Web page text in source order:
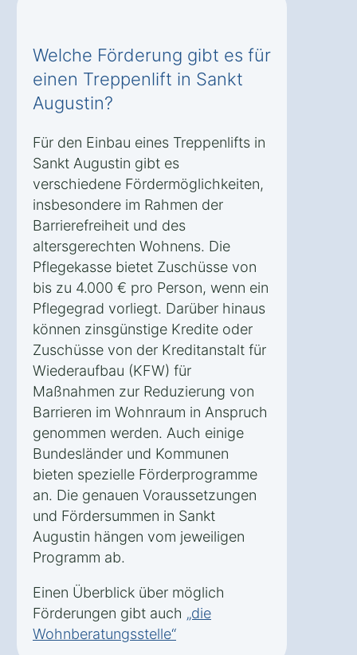
Welche Förderung gibt es für
einen Treppenlift in Sankt
Augustin?
Für den Einbau eines Treppenlifts in
Sankt Augustin gibt es
verschiedene Fördermöglichkeiten,
insbesondere im Rahmen der
Barrierefreiheit und des
altersgerechten Wohnens. Die
Pflegekasse bietet Zuschüsse von
bis zu 4.000 € pro Person, wenn ein
Pflegegrad vorliegt. Darüber hinaus
können zinsgünstige Kredite oder
Zuschüsse von der Kreditanstalt für
Wiederaufbau (KFW) für
Maßnahmen zur Reduzierung von
Barrieren im Wohnraum in Anspruch
genommen werden. Auch einige
Bundesländer und Kommunen
bieten spezielle Förderprogramme
an. Die genauen Voraussetzungen
und Fördersummen in Sankt
Augustin hängen vom jeweiligen
Programm ab.
Einen Überblick über möglich
Förderungen gibt auch „die
Wohnberatungsstelle“